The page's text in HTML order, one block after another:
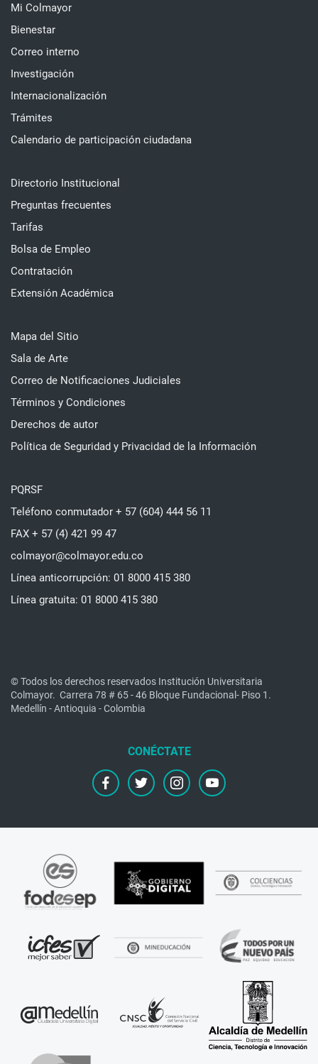
Mi Colmayor
Bienestar
Correo interno
Investigación
Internacionalización
Trámites
Calendario de participación ciudadana
Directorio Institucional
Preguntas frecuentes
Tarifas
Bolsa de Empleo
Contratación
Extensión Académica
Mapa del Sitio
Sala de Arte
Correo de Notificaciones Judiciales
Términos y Condiciones
Derechos de autor
Política de Seguridad y Privacidad de la Información
PQRSF
Teléfono conmutador + 57 (604) 444 56 11
FAX + 57 (4) 421 99 47
colmayor@colmayor.edu.co
Línea anticorrupción: 01 8000 415 380
Línea gratuita: 01 8000 415 380
© Todos los derechos reservados Institución Universitaria
Colmayor. Carrera 78 # 65 - 46 Bloque Fundacional- Piso 1.
Medellín - Antioquia - Colombia
facebooktwitter instagramyoutube